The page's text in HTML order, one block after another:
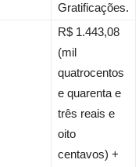
Gratificações.
R$ 1.443,08
(mil
quatrocentos
e quarenta e
três reais e
oito
centavos) +